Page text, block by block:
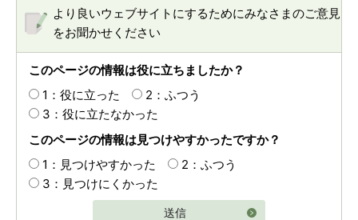
より良いウェブサイトにするためにみなさまのご意見
をお聞かせください
このページの情報は役に立ちましたか？
1：役に立った
2：ふつう
3：役に立たなかった
このページの情報は見つけやすかったですか？
1：見つけやすかった
2：ふつう
3：見つけにくかった
送信